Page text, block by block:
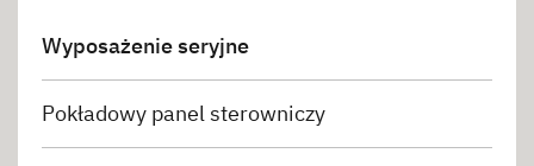
Wyposażenie seryjne
Pokładowy panel sterowniczy